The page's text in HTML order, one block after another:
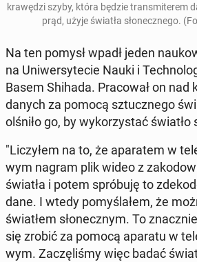
kra­wę­dzi szyby, która będzie trans­mi­te­rem
prąd, użyje światła sło­necz­ne­go.
Na ten pomysł wpadł jeden
na Uni­wer­sy­te­cie Nauki i
Basem Shihada. Pra­co­wał on nad
danych za pomocą sztucz­ne­go
olśniło go, by wy­ko­rzy­stać światło
"Li­czy­łem na to, że apa­ra­tem w
wym nagram plik wideo z
światła i potem spró­bu­ję to
dane. I wtedy po­my­śla­łem, że
świa­tłem sło­necz­nym. To
się zrobić za pomocą aparatu w
wym. Za­czę­li­śmy więc badać